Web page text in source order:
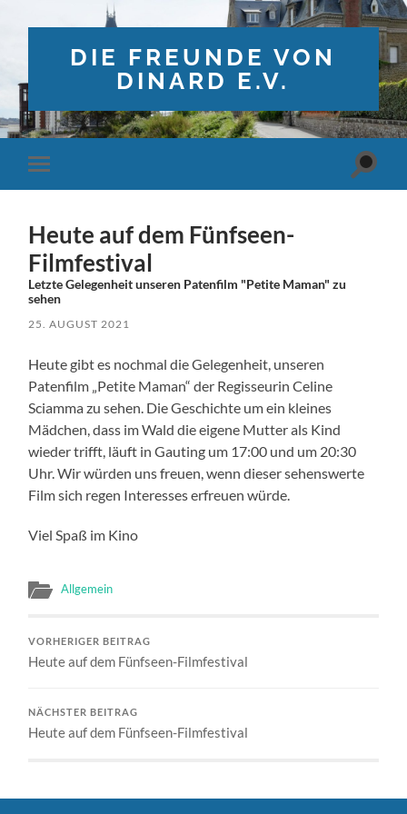
DIE FREUNDE VON
DINARD E.V.
Mobile-
Menü
Heute auf dem Fünfseen-
Filmfestival
Letzte Gelegenheit unseren Patenfilm "Petite Maman" zu
sehen
25. AUGUST 2021
Heute gibt es nochmal die Gelegenheit, unseren
Patenfilm „Petite Maman“ der Regisseurin Celine
Sciamma zu sehen. Die Geschichte um ein kleines
Mädchen, dass im Wald die eigene Mutter als Kind
wieder trifft, läuft in Gauting um 17:00 und um 20:30
Uhr. Wir würden uns freuen, wenn dieser sehenswerte
Film sich regen Interesses erfreuen würde.
Viel Spaß im Kino
Allgemein
VORHERIGER BEITRAG
Heute auf dem Fünfseen-Filmfestival
NÄCHSTER BEITRAG
Heute auf dem Fünfseen-Filmfestival